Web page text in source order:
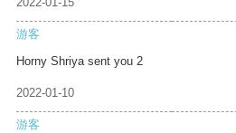
游客
Horny Shriya sent you 2
2022-01-10
游客